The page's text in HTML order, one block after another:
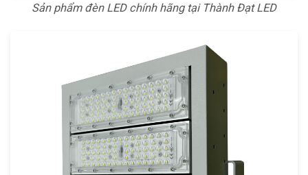
Sản phẩm đèn LED chính hãng tại Thành Đạt LED